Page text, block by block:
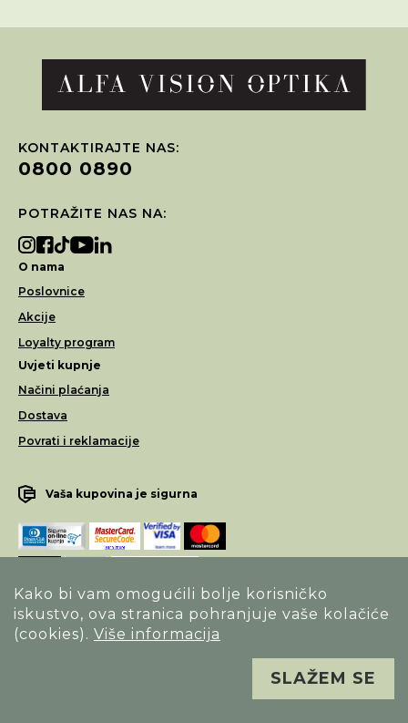
Kako bi vam omogućili bolje korisničko
iskustvo, ova stranica pohranjuje vaše kolačiće
(cookies). Više informacija
SLAŽEM SE
KONTAKTIRAJTE NAS:
0800 0890
POTRAŽITE NAS NA:
O nama
Poslovnice
Akcije
Loyalty program
Uvjeti kupnje
Načini plaćanja
Dostava
Povrati i reklamacije
Vaša kupovina je sigurna
Opći uvjeti poslovanja
Sva prava pridržana. Alfa Vision optika ©